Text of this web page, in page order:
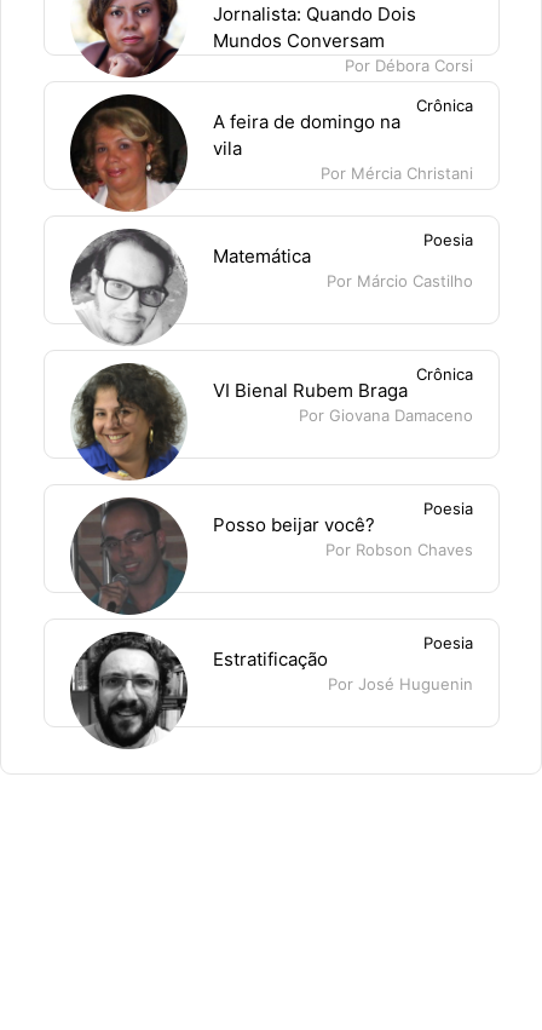
Jornalista: Quando Dois
Mundos Conversam
Por Débora Corsi
Crônica
A feira de domingo na
vila
Por Mércia Christani
Poesia
Matemática
Por Márcio Castilho
Crônica
VI Bienal Rubem Braga
Por Giovana Damaceno
Poesia
Posso beijar você?
Por Robson Chaves
Poesia
Estratificação
Por José Huguenin